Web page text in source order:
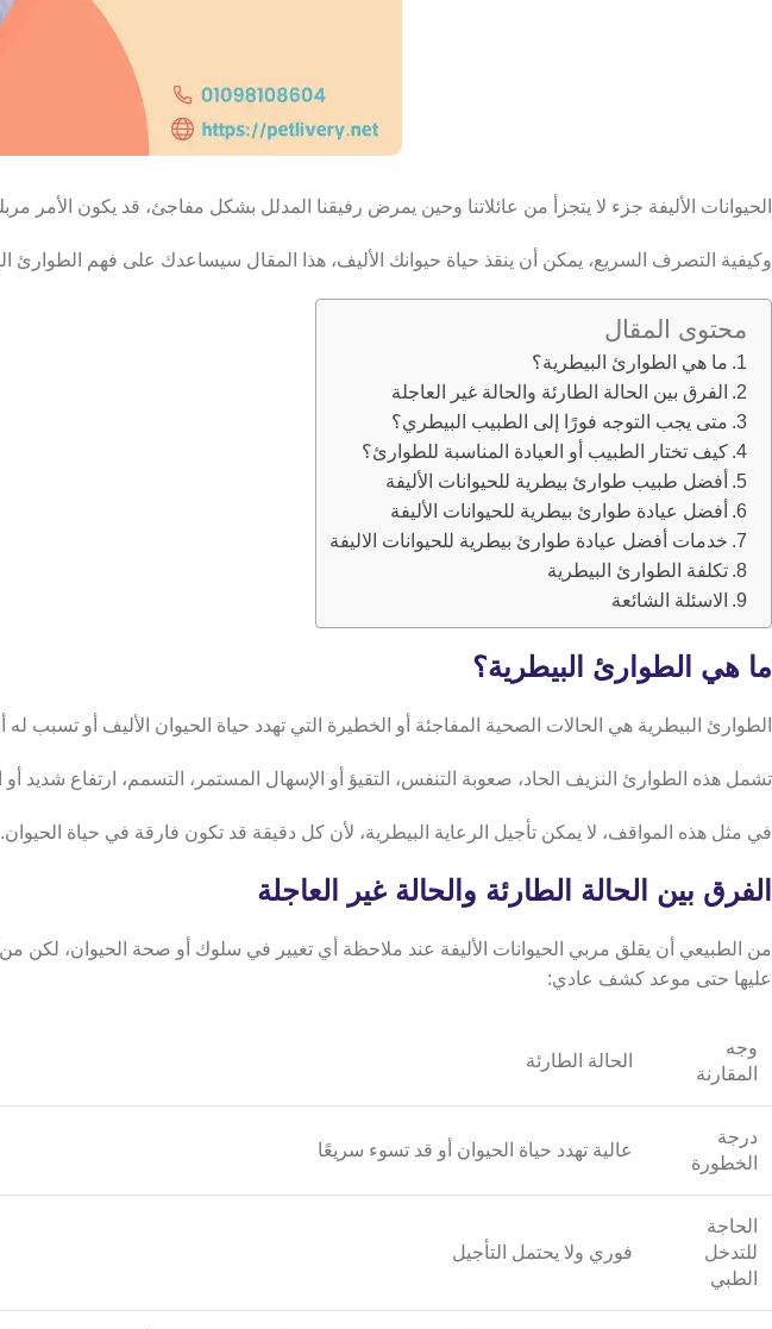
الحيوانات الأليفة جزء لا يتجزأ من عائلاتنا وحين يمرض رفيقنا المدلل بشكل مفاجئ، قد يكون الأمر
وكيفية التصرف السريع، يمكن أن ينقذ حياة حيوانك الأليف، هذا المقال سيساعدك على فهم الطوارئ
محتوى المقال
ما هي الطوارئ البيطرية؟
الفرق بين الحالة الطارئة والحالة غير العاجلة
متى يجب التوجه فورًا إلى الطبيب البيطري؟
كيف تختار الطبيب أو العيادة المناسبة للطوارئ؟
أفضل طبيب طوارئ بيطرية للحيوانات الأليفة
أفضل عيادة طوارئ بيطرية للحيوانات الأليفة
خدمات أفضل عيادة طوارئ بيطرية للحيوانات الاليفة
تكلفة الطوارئ البيطرية
الاسئلة الشائعة
ما هي الطوارئ البيطرية؟
الطوارئ البيطرية هي الحالات الصحية المفاجئة أو الخطيرة التي تهدد حياة الحيوان الأليف أو
تشمل هذه الطوارئ النزيف الحاد، صعوبة التنفس، التقيؤ أو الإسهال المستمر، التسمم، ارتفاع
في مثل هذه المواقف، لا يمكن تأجيل الرعاية البيطرية، لأن كل دقيقة قد تكون فارقة في حياة الحيوان.
الفرق بين الحالة الطارئة والحالة غير العاجلة
من الطبيعي أن يقلق مربي الحيوانات الأليفة عند ملاحظة أي تغيير في سلوك أو صحة الحيوان، لكن
عليها حتى موعد كشف عادي:
وجه
المقارنة
الحالة الطارئة
درجة
الخطورة
عالية تهدد حياة الحيوان أو قد تسوء سريعًا
الحاجة
للتدخل
الطبي
فوري ولا يحتمل التأجيل